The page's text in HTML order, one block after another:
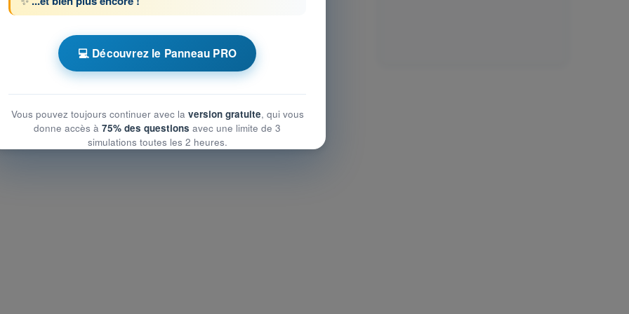
PPL(A) - Licence pilote privé avion
💻 Découvrez le Panneau PRO
Vous pouvez toujours continuer avec la version gratuite, qui vous
donne accès à 75% des questions avec une limite de 3
simulations toutes les 2 heures.